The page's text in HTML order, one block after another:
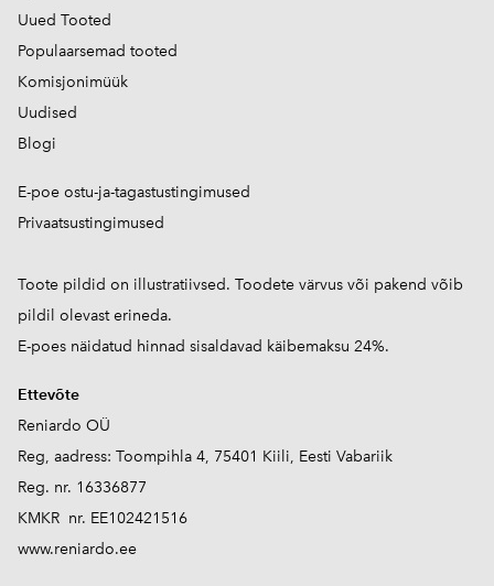
Uued Tooted
Populaarsemad tooted
Komisjonimüük
Uudised
Blogi
E-poe ostu-ja-tagastustingimused
Privaatsustingimused
Toote pildid on illustratiivsed. Toodete värvus või pakend võib
pildil olevast erineda.
E-poes näidatud hinnad sisaldavad käibemaksu 24%.
Ettevõte
Reniardo OÜ
Reg, aadress: Toompihla 4, 75401 Kiili, Eesti Vabariik
Reg. nr. 16336877
KMKR nr. EE102421516
www.reniardo.ee